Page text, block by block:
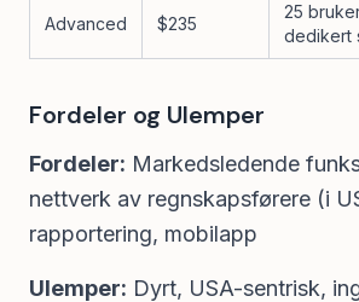
Advanced $235
25
dedikert
Fordeler og Ulemper
Fordeler: Markedsledende
nettverk av regnskapsførere (i
rapportering, mobilapp
Ulemper: Dyrt, USA-sentrisk,